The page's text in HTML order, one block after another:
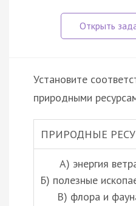
Установите
природными
ПРИРОДНЫЕ
А) энергия
Б) полезные
В) флора и